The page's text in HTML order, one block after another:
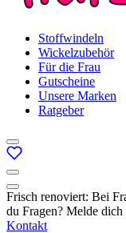
Stoffwindeln
Wickelzubehör
Für die Frau
Gutscheine
Unsere Marken
Ratgeber
Frisch renoviert: Bei
du Fragen? Melde dich
Kontakt